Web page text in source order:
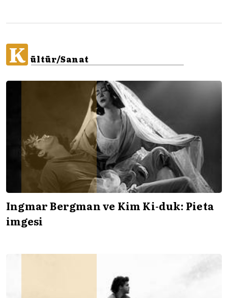
K ültür/Sanat
Ingmar Bergman ve Kim Ki-duk: Pieta
imgesi